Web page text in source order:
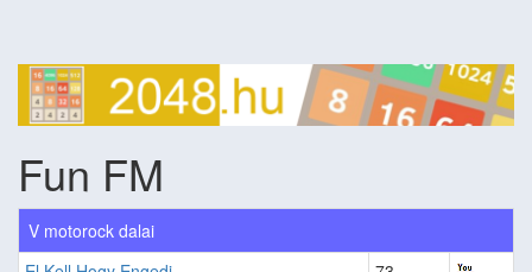
Fun FM
V motorock dalai